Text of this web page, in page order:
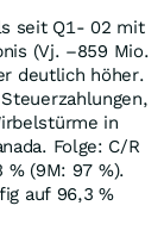
seit Q1- 02 mit
(Vj. –859 Mio.
deutlich höher.
in
Folge: C/R
(9M: 97 %).
auf 96,3 %